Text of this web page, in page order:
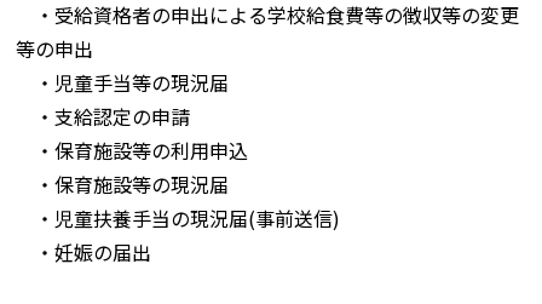
・受給資格者の申出による学校給食費等の徴収等の変更
等の申出
・児童手当等の現況届
・支給認定の申請
・保育施設等の利用申込
・保育施設等の現況届
・児童扶養手当の現況届(事前送信)
・妊娠の届出